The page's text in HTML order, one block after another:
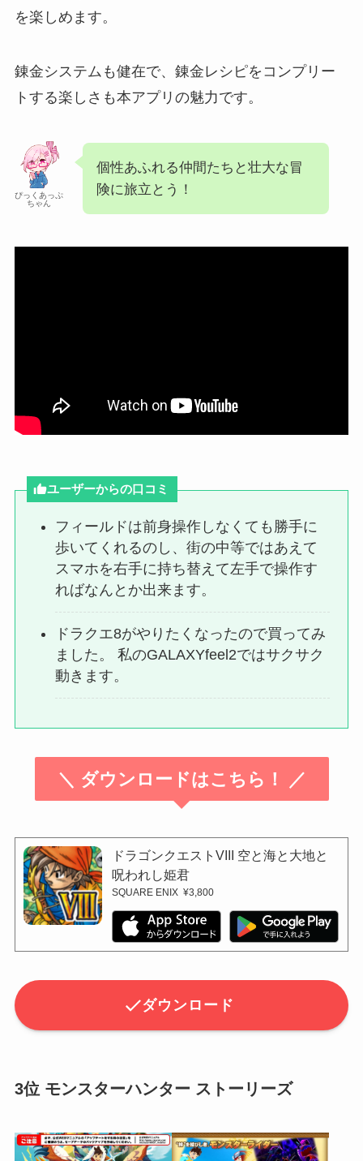
を楽しめます。
錬金システムも健在で、錬金レシピをコンプリー
トする楽しさも本アプリの魅力です。
ぴっくあっぷ
ちゃん
個性あふれる仲間たちと壮大な冒
険に旅立とう！
ユーザーからの口コミ
フィールドは前身操作しなくても勝手に
歩いてくれるのし、街の中等ではあえて
スマホを右手に持ち替えて左手で操作す
ればなんとか出来ます。
ドラクエ8がやりたくなったので買ってみ
ました。 私のGALAXYfeel2ではサクサク
動きます。
＼ ダウンロードはこちら！ ／
ドラゴンクエストVIII 空と海と大地と
呪われし姫君
SQUARE ENIX ¥3,800
ダウンロード
3位 モンスターハンター ストーリーズ